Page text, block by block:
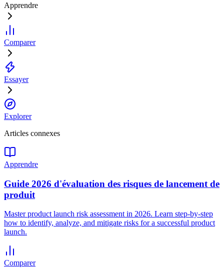
Apprendre
Comparer
Essayer
Explorer
Articles connexes
Apprendre
Guide 2026 d'évaluation des risques de lancement de
produit
Master product launch risk assessment in 2026. Learn step-by-step
how to identify, analyze, and mitigate risks for a successful product
launch.
Comparer